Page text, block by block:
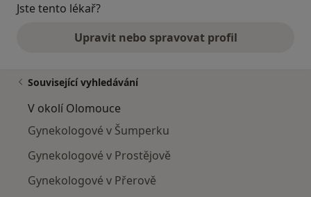
Jste tento lékař?
Upravit nebo spravovat profil
Související vyhledávání
V okolí Olomouce
Gynekologové v Šumperku
Gynekologové v Prostějově
Gynekologové v Přerově